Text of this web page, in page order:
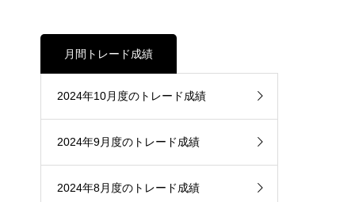
月間トレード成績
2024年10月度のトレード成績
2024年9月度のトレード成績
2024年8月度のトレード成績